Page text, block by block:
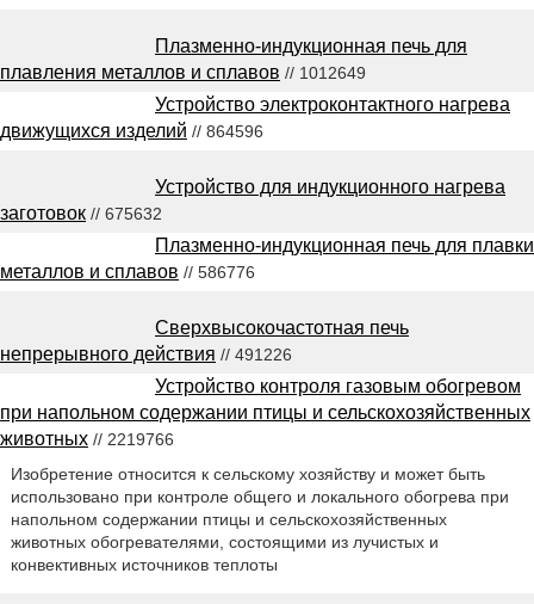
Плазменно-индукционная печь для
плавления металлов и сплавов // 1012649
Устройство электроконтактного нагрева
движущихся изделий // 864596
Устройство для индукционного нагрева
заготовок // 675632
Плазменно-индукционная печь для плавки
металлов и сплавов // 586776
Сверхвысокочастотная печь
непрерывного действия // 491226
Устройство контроля газовым обогревом
при напольном содержании птицы и сельскохозяйственных
животных // 2219766
Изобретение относится к сельскому хозяйству и может быть
использовано при контроле общего и локального обогрева при
напольном содержании птицы и сельскохозяйственных
животных обогревателями, состоящими из лучистых и
конвективных источников теплоты